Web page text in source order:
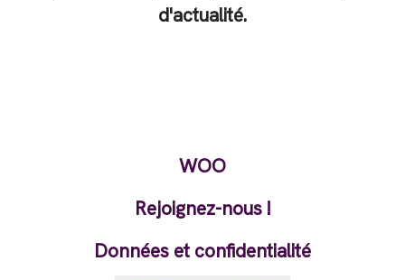
d'actualité.
WOO
Rejoignez-nous !
Données et confidentialité